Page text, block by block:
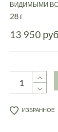
ВИДИМЫМИ
28 г
13 950
ИЗБРАННОЕ